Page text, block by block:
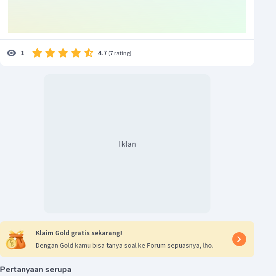
1 4.7 (7 rating)
Iklan
Klaim Gold gratis sekarang!
Dengan Gold kamu bisa tanya soal ke Forum sepuasnya, lho.
Pertanyaan serupa